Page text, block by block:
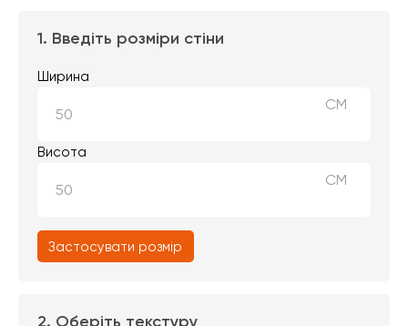
1. Введіть розміри стіни
Ширина
СМ
Висота
СМ
Застосувати розмір
2. Оберіть текстуру